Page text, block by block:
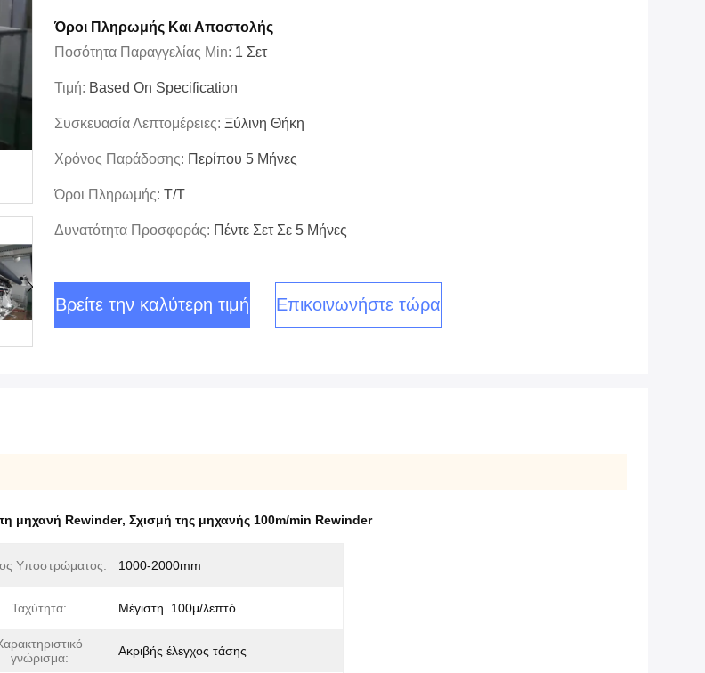
Όροι Πληρωμής Και Αποστολής
Ποσότητα Παραγγελίας Min: 1 Σετ
Τιμή: Based On Specification
Συσκευασία Λεπτομέρειες: Ξύλινη Θήκη
Χρόνος Παράδοσης: Περίπου 5 Μήνες
Όροι Πληρωμής: T/T
Δυνατότητα Προσφοράς: Πέντε Σετ Σε 5 Μήνες
Βρείτε την καλύτερη τιμή Επικοινωνήστε τώρα
μηχανή Rewinder, Σχισμή της μηχανής 100m/min Rewinder
Υποστρώματος: 1000-2000mm
Ταχύτητα: Μέγιστη. 100μ/λεπτό
γνώρισμα:
Ακριβής έλεγχος τάσης